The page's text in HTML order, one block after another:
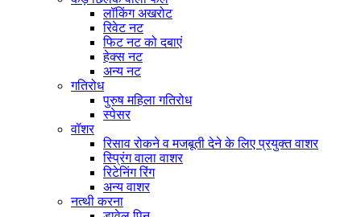
लॉकिंग अखरोट
रिवेट नट
फिट नट को दबाएं
हेक्स नट
अन्य नट
गतिरोध
पुरुष महिला गतिरोध
स्पेसर
वॉशर
रिसाव रोकने व मजबूती देने के लिए प्रयुक्त वाशर
स्प्रिंग वाला वाशर
रिटेनिंग रिंग
अन्य वाशर
नत्थी करना